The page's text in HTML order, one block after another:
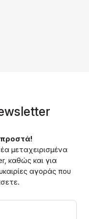
μεταχειρισμένα
καθώς και για
αγοράς που